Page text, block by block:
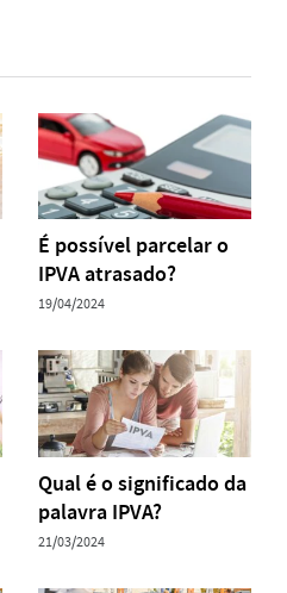
É possível parcelar o
IPVA atrasado?
19/04/2024
Qual é o significado da
palavra IPVA?
21/03/2024